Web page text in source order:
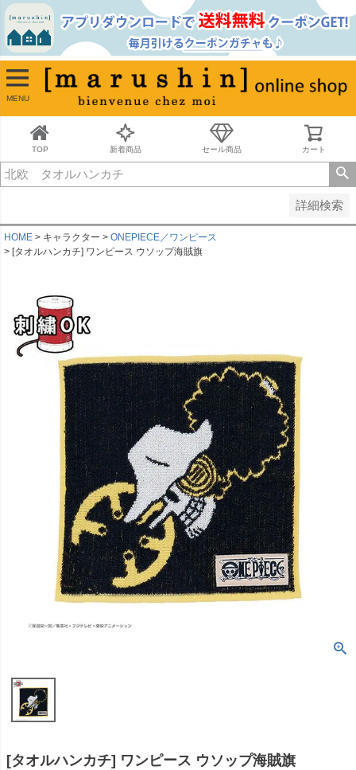
MENU
TOP 新着商品 セール商品 カート
詳細検索
並び順
新着順
古い順
価格が安い順
価格が高い順
キーワードヒット順
HOME キャラクター
ONEPIECE／ワンピース
[タオルハンカチ] ワンピース ウソップ海賊旗
[タオルハンカチ] ワンピース ウソップ海賊旗